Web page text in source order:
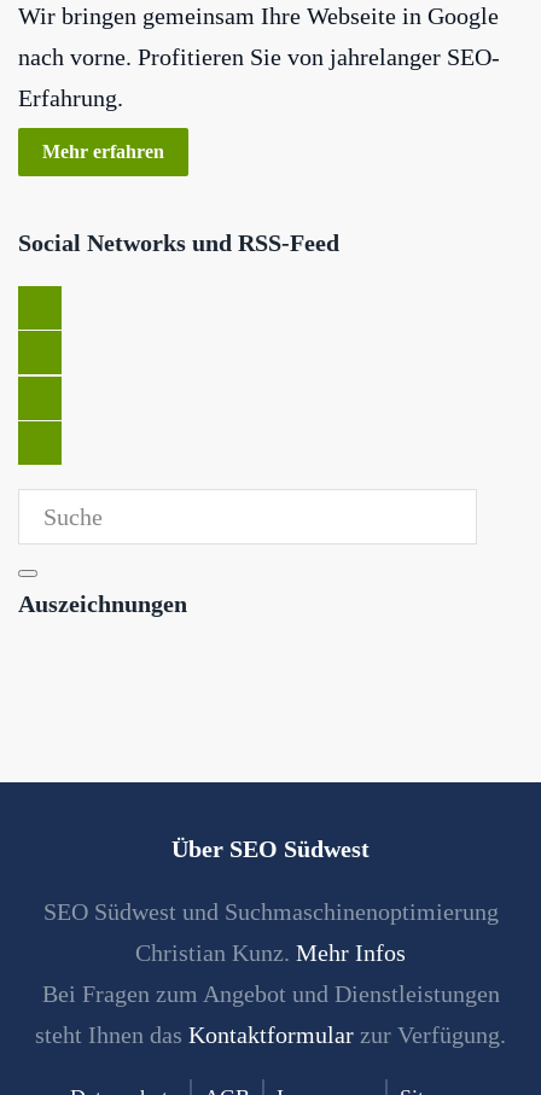
Wir bringen gemeinsam Ihre Webseite in Google
nach vorne. Profitieren Sie von jahrelanger SEO-
Erfahrung.
Mehr erfahren
Social Networks und RSS-Feed
Auszeichnungen
Über SEO Südwest
SEO Südwest und Suchmaschinenoptimierung
Christian Kunz. Mehr Infos
Bei Fragen zum Angebot und Dienstleistungen
steht Ihnen das Kontaktformular zur Verfügung.